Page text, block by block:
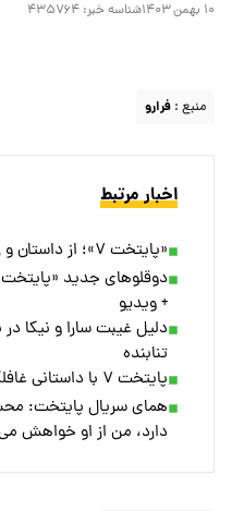
۱۰ بهمن ۱۴۰۳ شناسه خبر: ۴۳۵۷۶۴
منبع : فرارو
اخبار مرتبط
«پایتخت ۷»؛ از داستان و زمان پخش تا حواشی
دوقلوهای جدید
+ ویدیو
تنابنده
پایتخت ۷ با داستانی غافلگیرکننده
همای سریال پایتخت:
دارد، من از او خواهش